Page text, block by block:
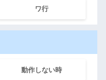
ワ行
動作しない時